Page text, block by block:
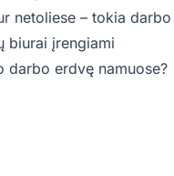
netoliese – tokia darbo
biurai įrengiami
darbo erdvę namuose?